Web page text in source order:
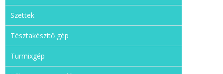
Szettek
Tésztakészítő gép
Turmixgép